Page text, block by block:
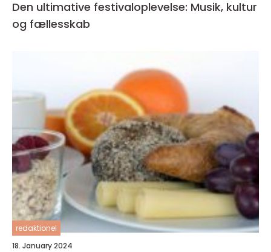
Den ultimative festivaloplevelse: Musik, kultur
og fællesskab
redaktionel
18. January 2024